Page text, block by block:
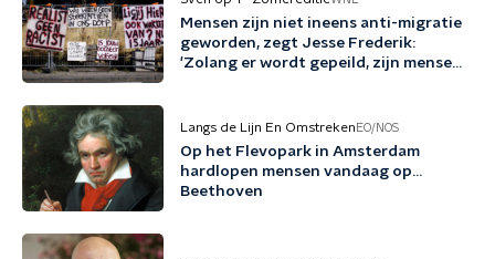
Mensen zijn niet ineens anti-migratie
geworden, zegt Jesse Frederik:
'Zolang er wordt gepeild, zijn mensen
Langs de Lijn En Omstreken EO/NOS
Op het Flevopark in Amsterdam
hardlopen mensen vandaag op…
Beethoven